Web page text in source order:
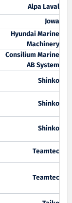
Alpa Laval
Jowa
Hyundai Marine
Machinery
Consilium Marine
AB System
Shinko
Shinko
Shinko
Teamtec
Teamtec